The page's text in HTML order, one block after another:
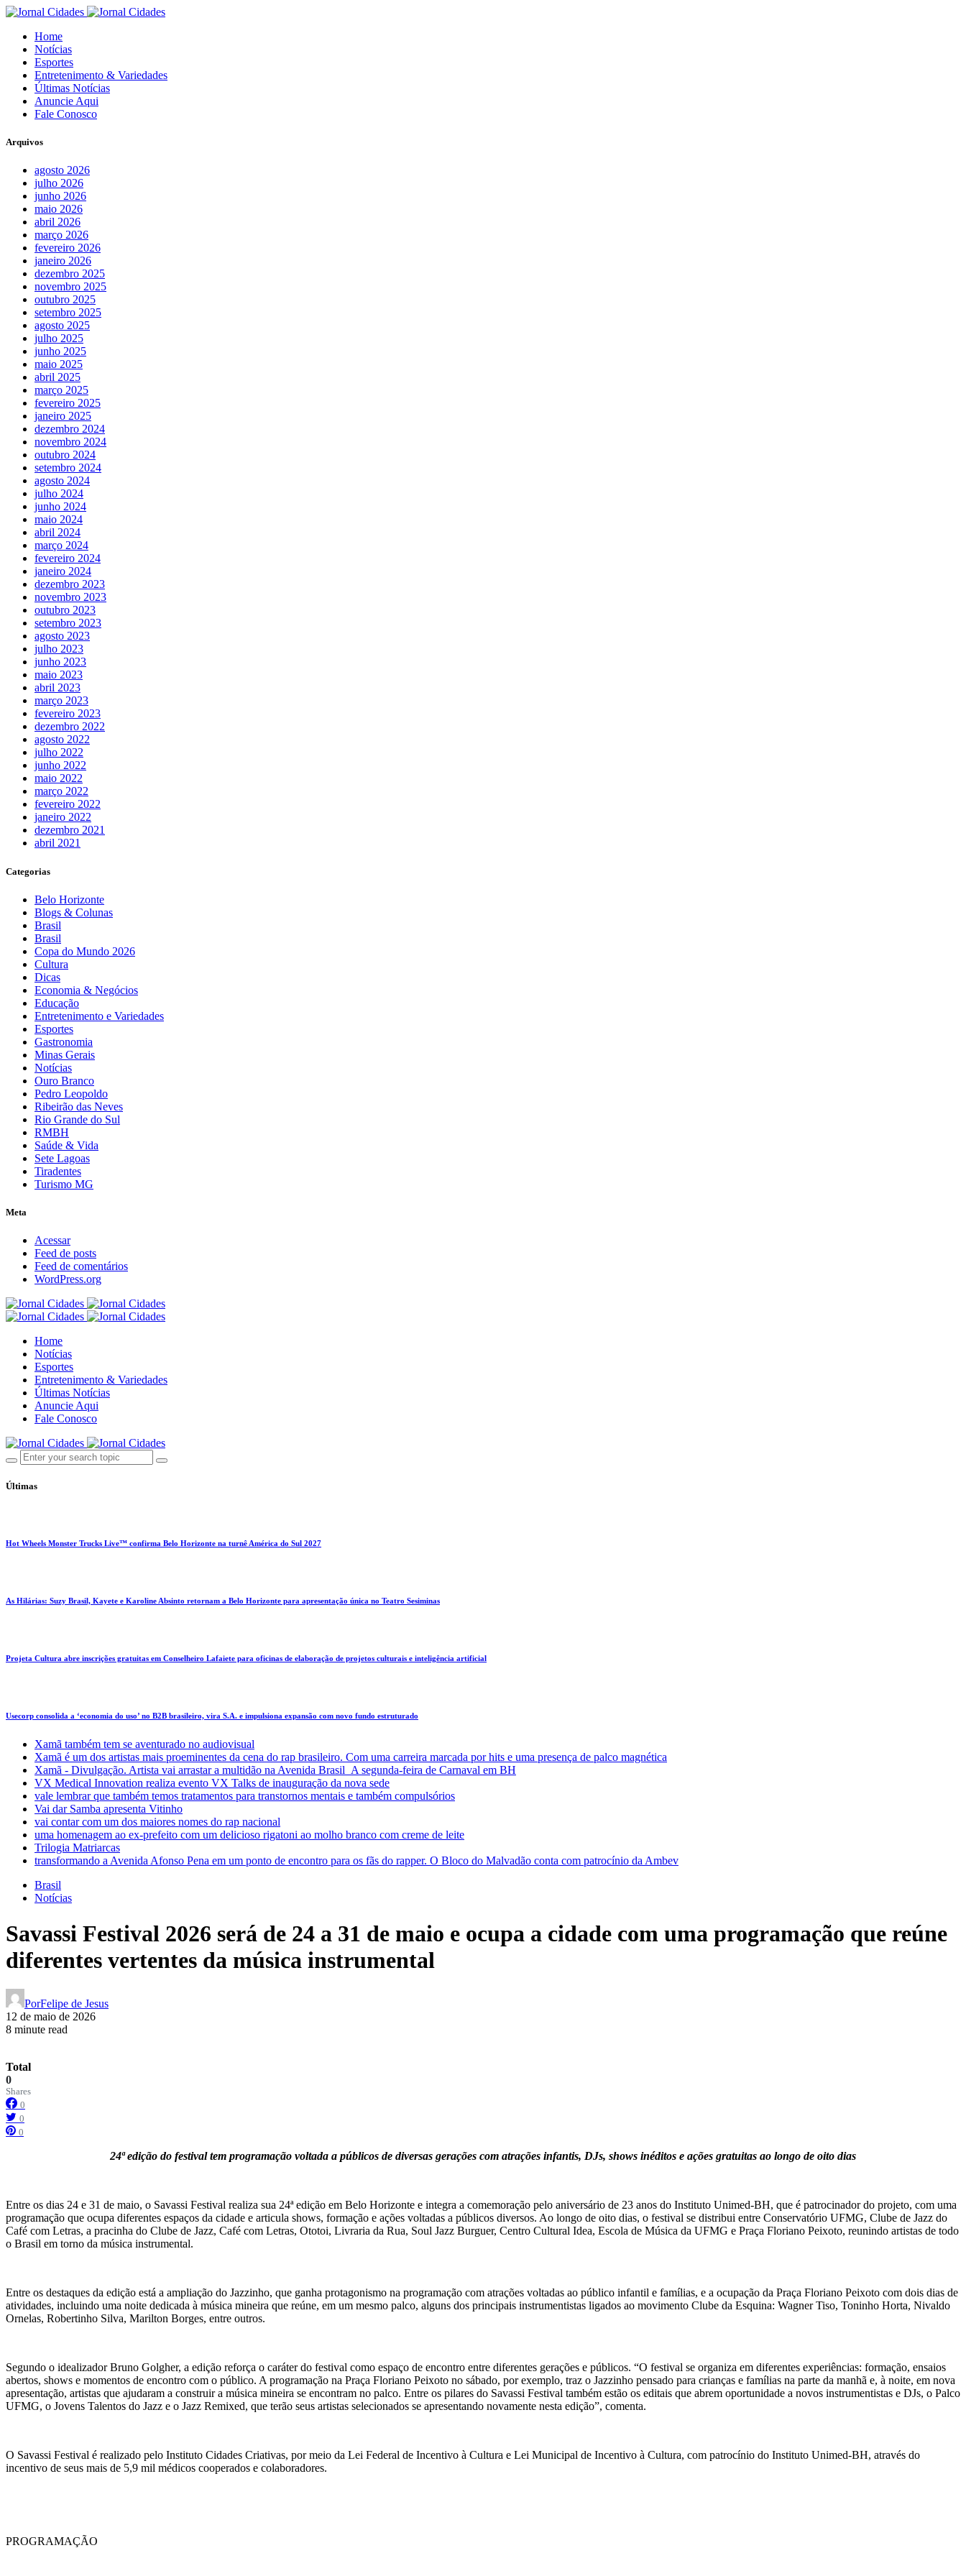
Home
Notícias
Esportes
Entretenimento & Variedades
Últimas Notícias
Anuncie Aqui
Fale Conosco
Arquivos
agosto 2026
julho 2026
junho 2026
maio 2026
abril 2026
março 2026
fevereiro 2026
janeiro 2026
dezembro 2025
novembro 2025
outubro 2025
setembro 2025
agosto 2025
julho 2025
junho 2025
maio 2025
abril 2025
março 2025
fevereiro 2025
janeiro 2025
dezembro 2024
novembro 2024
outubro 2024
setembro 2024
agosto 2024
julho 2024
junho 2024
maio 2024
abril 2024
março 2024
fevereiro 2024
janeiro 2024
dezembro 2023
novembro 2023
outubro 2023
setembro 2023
agosto 2023
julho 2023
junho 2023
maio 2023
abril 2023
março 2023
fevereiro 2023
dezembro 2022
agosto 2022
julho 2022
junho 2022
maio 2022
março 2022
fevereiro 2022
janeiro 2022
dezembro 2021
abril 2021
Categorias
Belo Horizonte
Blogs & Colunas
Brasil
Brasil
Copa do Mundo 2026
Cultura
Dicas
Economia & Negócios
Educação
Entretenimento e Variedades
Esportes
Gastronomia
Minas Gerais
Notícias
Ouro Branco
Pedro Leopoldo
Ribeirão das Neves
Rio Grande do Sul
RMBH
Saúde & Vida
Sete Lagoas
Tiradentes
Turismo MG
Meta
Acessar
Feed de posts
Feed de comentários
WordPress.org
Home
Notícias
Esportes
Entretenimento & Variedades
Últimas Notícias
Anuncie Aqui
Fale Conosco
Últimas
Hot Wheels Monster Trucks Live™ confirma Belo Horizonte na turnê América do Sul 2027
As Hilárias: Suzy Brasil, Kayete e Karoline Absinto retornam a Belo Horizonte para apresentação única no Teatro Sesiminas
Projeta Cultura abre inscrições gratuitas em Conselheiro Lafaiete para oficinas de elaboração de projetos culturais e inteligência artificial
Usecorp consolida a ‘economia do uso’ no B2B brasileiro, vira S.A. e impulsiona expansão com novo fundo estruturado
Xamã também tem se aventurado no audiovisual
Xamã é um dos artistas mais proeminentes da cena do rap brasileiro. Com uma carreira marcada por hits e uma presença de palco magnética
Xamã - Divulgação. Artista vai arrastar a multidão na Avenida Brasil A segunda-feira de Carnaval em BH
VX Medical Innovation realiza evento VX Talks de inauguração da nova sede
vale lembrar que também temos tratamentos para transtornos mentais e também compulsórios
Vai dar Samba apresenta Vitinho
vai contar com um dos maiores nomes do rap nacional
uma homenagem ao ex-prefeito com um delicioso rigatoni ao molho branco com creme de leite
Trilogia Matriarcas
transformando a Avenida Afonso Pena em um ponto de encontro para os fãs do rapper. O Bloco do Malvadão conta com patrocínio da Ambev
Brasil
Notícias
Savassi Festival 2026 será de 24 a 31 de maio e ocupa a cidade com uma programação que reúne
diferentes vertentes da música instrumental
PorFelipe de Jesus
12 de maio de 2026
8 minute read
Total
0
Shares
0
0
0
24ª edição do festival tem programação voltada a públicos de diversas gerações com atrações infantis, DJs, shows inéditos e ações gratuitas ao longo de oito dias
Entre os dias 24 e 31 de maio, o Savassi Festival realiza sua 24ª edição em Belo Horizonte e integra a comemoração pelo aniversário de 23 anos do Instituto Unimed-BH, que é patrocinador do projeto, com uma
programação que ocupa diferentes espaços da cidade e articula shows, formação e ações voltadas a públicos diversos. Ao longo de oito dias, o festival se distribui entre Conservatório UFMG, Clube de Jazz do
Café com Letras, a pracinha do Clube de Jazz, Café com Letras, Ototoi, Livraria da Rua, Soul Jazz Burguer, Centro Cultural Idea, Escola de Música da UFMG e Praça Floriano Peixoto, reunindo artistas de todo
o Brasil em torno da música instrumental.
Entre os destaques da edição está a ampliação do Jazzinho, que ganha protagonismo na programação com atrações voltadas ao público infantil e famílias, e a ocupação da Praça Floriano Peixoto com dois dias de
atividades, incluindo uma noite dedicada à música mineira que reúne, em um mesmo palco, alguns dos principais instrumentistas ligados ao movimento Clube da Esquina: Wagner Tiso, Toninho Horta, Nivaldo
Ornelas, Robertinho Silva, Marilton Borges, entre outros.
Segundo o idealizador Bruno Golgher, a edição reforça o caráter do festival como espaço de encontro entre diferentes gerações e públicos. “O festival se organiza em diferentes experiências: formação, ensaios
abertos, shows e momentos de encontro com o público. A programação na Praça Floriano Peixoto no sábado, por exemplo, traz o Jazzinho pensado para crianças e famílias na parte da manhã e, à noite, em nova
apresentação, artistas que ajudaram a construir a música mineira se encontram no palco. Entre os pilares do Savassi Festival também estão os editais que abrem oportunidade a novos instrumentistas e DJs, o Palco
UFMG, o Jovens Talentos do Jazz e o Jazz Remixed, que terão seus artistas selecionados se apresentando novamente nesta edição”, comenta.
O Savassi Festival é realizado pelo Instituto Cidades Criativas, por meio da Lei Federal de Incentivo à Cultura e Lei Municipal de Incentivo à Cultura, com patrocínio do Instituto Unimed-BH, através do
incentivo de seus mais de 5,9 mil médicos cooperados e colaboradores.
PROGRAMAÇÃO